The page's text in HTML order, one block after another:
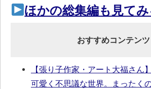
ほかの総集編も見てみ
おすすめコンテンツ
【張り子作家・アート大福さん
可愛く不思議な世界。まったく